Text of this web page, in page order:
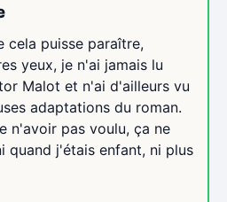
cela puisse paraître,
yeux, je n'ai jamais lu
Malot et n'ai d'ailleurs vu
adaptations du roman.
n'avoir pas voulu, ça ne
quand j'étais enfant, ni plus